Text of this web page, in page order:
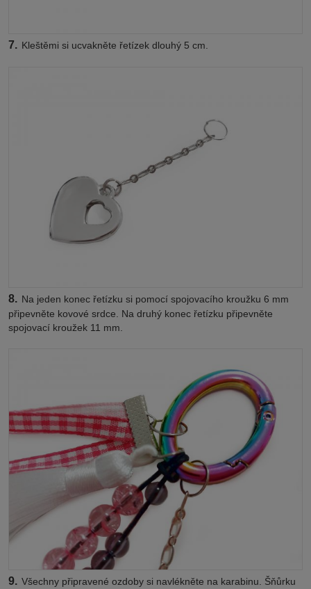
7. Kleštěmi si ucvakněte řetízek dlouhý 5 cm.
8. Na jeden konec řetízku si pomocí spojovacího kroužku 6 mm
připevněte kovové srdce. Na druhý konec řetízku připevněte
spojovací kroužek 11 mm.
9. Všechny připravené ozdoby si navlékněte na karabinu. Šňůrku